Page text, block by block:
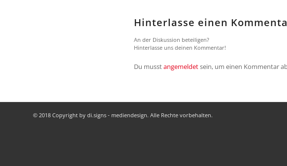
Hinterlasse einen
An der Diskussion beteiligen?
Hinterlasse uns deinen Kommentar!
Du musstangemeldetsein, um einen Kommentar
© 2018 Copyright by di.signs - mediendesign. Alle Rechte vorbehalten.